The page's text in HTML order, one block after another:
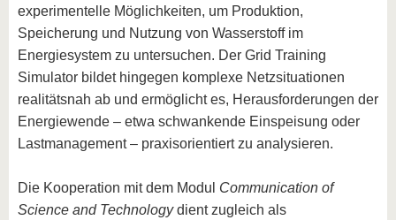
experimentelle Möglichkeiten, um Produktion,
Speicherung und Nutzung von Wasserstoff im
Energiesystem zu untersuchen. Der Grid Training
Simulator bildet hingegen komplexe Netzsituationen
realitätsnah ab und ermöglicht es, Herausforderungen der
Energiewende – etwa schwankende Einspeisung oder
Lastmanagement – praxisorientiert zu analysieren.
Die Kooperation mit dem Modul Communication of
Science and Technologydient zugleich als